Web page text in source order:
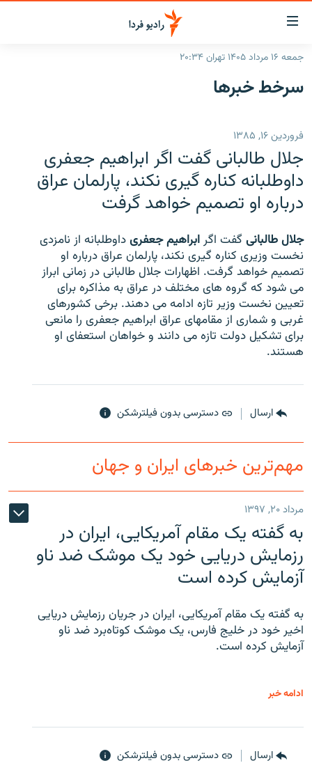
لینک‌های
قابلیت
دسترسی
بازگشت
اصلی
رفتن
صفحه
جستجو
ایران
رادیو
انتخاب کنید و بشنوید
برنامه‌های رادیویی
پادکست
چندرسانه‌ای
گزارش‌های ویدئویی
English
به ما بپیوندید
جمعه ۱۶ مرداد ۱۴۰۵ تهران ۲۰:۳۴
سرخط‌ خبرها
فروردین ۱۶, ۱۳۸۵
جلال طالبانی گفت اگر ابراهیم جعفری
داوطلبانه کناره گیری نکند، پارلمان عراق
درباره او تصمیم خواهد گرفت
جلال طالبانی گفت اگرابراهیم جعفریداوطلبانه از نامزدی
نخست وزیری کناره گیری نکند، پارلمان عراق درباره او
تصمیم خواهد گرفت. اظهارات جلال طالبانی در زمانی ابراز
می شود که گروه های مختلف در عراق به مذاکره برای
تعیین نخست وزیر تازه ادامه می دهند. برخی کشورهای
غربی و شماری از مقامهای عراق ابراهیم جعفری را مانعی
برای تشکیل دولت تازه می دانند و خواهان استعفای او
هستند.
ارسال دسترسی بدون فیلترشکن
مهم‌ترین خبرهای ایران و جهان
مرداد ۲۰, ۱۳۹۷
به گفته یک مقام آمریکایی، ایران در
رزمایش دریایی خود یک موشک ضد ناو
آزمایش کرده است
به گفته یک مقام آمریکایی، ایران در جریان رزمایش دریایی
اخیر خود در خلیج فارس، یک موشک کوتاه‌برد ضد ناو
آزمایش کرده است.
ادامه خبر
ارسال دسترسی بدون فیلترشکن